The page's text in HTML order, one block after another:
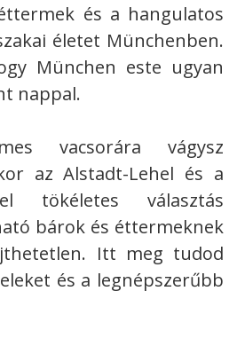
és a hangulatos
életet Münchenben.
München este ugyan
nappal.
vacsorára vágysz
az Alstadt-Lehel és a
tökéletes választás
bárok és éttermeknek
Itt meg tudod
és a legnépszerűbb